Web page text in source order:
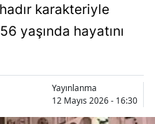
Antalya
Aydın
Balıkesir
karakteriyle
yaşında hayatını
Yayınlanma
12 Mayıs 2026 - 16:30